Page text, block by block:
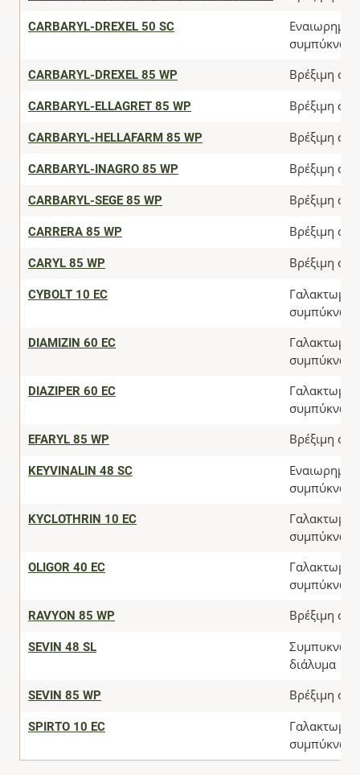
CARBARYL-DREXEL 50 SC
CARBARYL-DREXEL 85 WP Βρέξιμη
CARBARYL-ELLAGRET 85 WP Βρέξιμη
CARBARYL-HELLAFARM 85 WP Βρέξιμη
CARBARYL-INAGRO 85 WP Βρέξιμη
CARBARYL-SEGE 85 WP Βρέξιμη
CARRERA 85 WP Βρέξιμη
CARYL 85 WP Βρέξιμη
CYBOLT 10 EC
DIAMIZIN 60 EC
DIAZIPER 60 EC
EFARYL 85 WP Βρέξιμη
KEYVINALIN 48 SC
KYCLOTHRIN 10 EC
OLIGOR 40 EC
RAVYON 85 WP Βρέξιμη
SEVIN 48 SL
διάλυμα
SEVIN 85 WP Βρέξιμη
SPIRTO 10 EC